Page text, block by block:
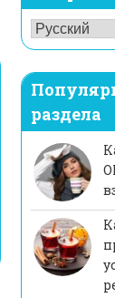
раздела